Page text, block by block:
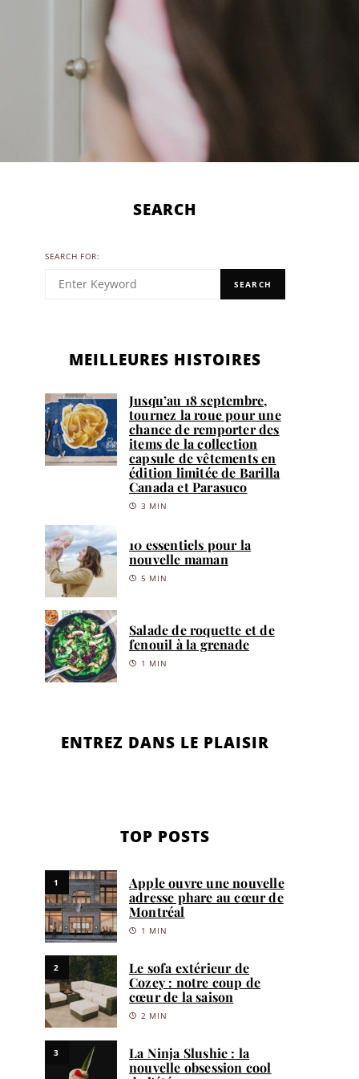
SEARCH
SEARCH FOR:
SEARCH
MEILLEURES HISTOIRES
Jusqu’au 18 septembre,
tournez la roue pour une
chance de remporter des
items de la collection
capsule de vêtements en
édition limitée de Barilla
Canada et Parasuco
3 MIN
10 essentiels pour la
nouvelle maman
5 MIN
Salade de roquette et de
fenouil à la grenade
1 MIN
ENTREZ DANS LE PLAISIR
TOP POSTS
1
Apple ouvre une nouvelle
adresse phare au cœur de
Montréal
1 MIN
2
Le sofa extérieur de
Cozey : notre coup de
cœur de la saison
2 MIN
3
La Ninja Slushie : la
nouvelle obsession cool